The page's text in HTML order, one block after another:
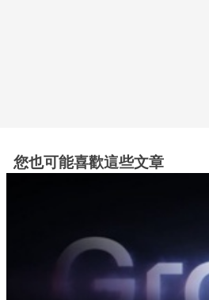
您也可能喜歡這些文章